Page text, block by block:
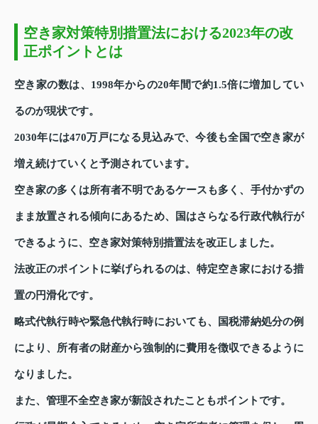
空き家対策特別措置法における2023年の改
正ポイントとは
空き家の数は、1998年からの20年間で約1.5倍に増加してい
るのが現状です。
2030年には470万戸になる見込みで、今後も全国で空き家が
増え続けていくと予測されています。
空き家の多くは所有者不明であるケースも多く、手付かずの
まま放置される傾向にあるため、国はさらなる行政代執行が
できるように、空き家対策特別措置法を改正しました。
法改正のポイントに挙げられるのは、特定空き家における措
置の円滑化です。
略式代執行時や緊急代執行時においても、国税滞納処分の例
により、所有者の財産から強制的に費用を徴収できるように
なりました。
また、管理不全空き家が新設されたこともポイントです。